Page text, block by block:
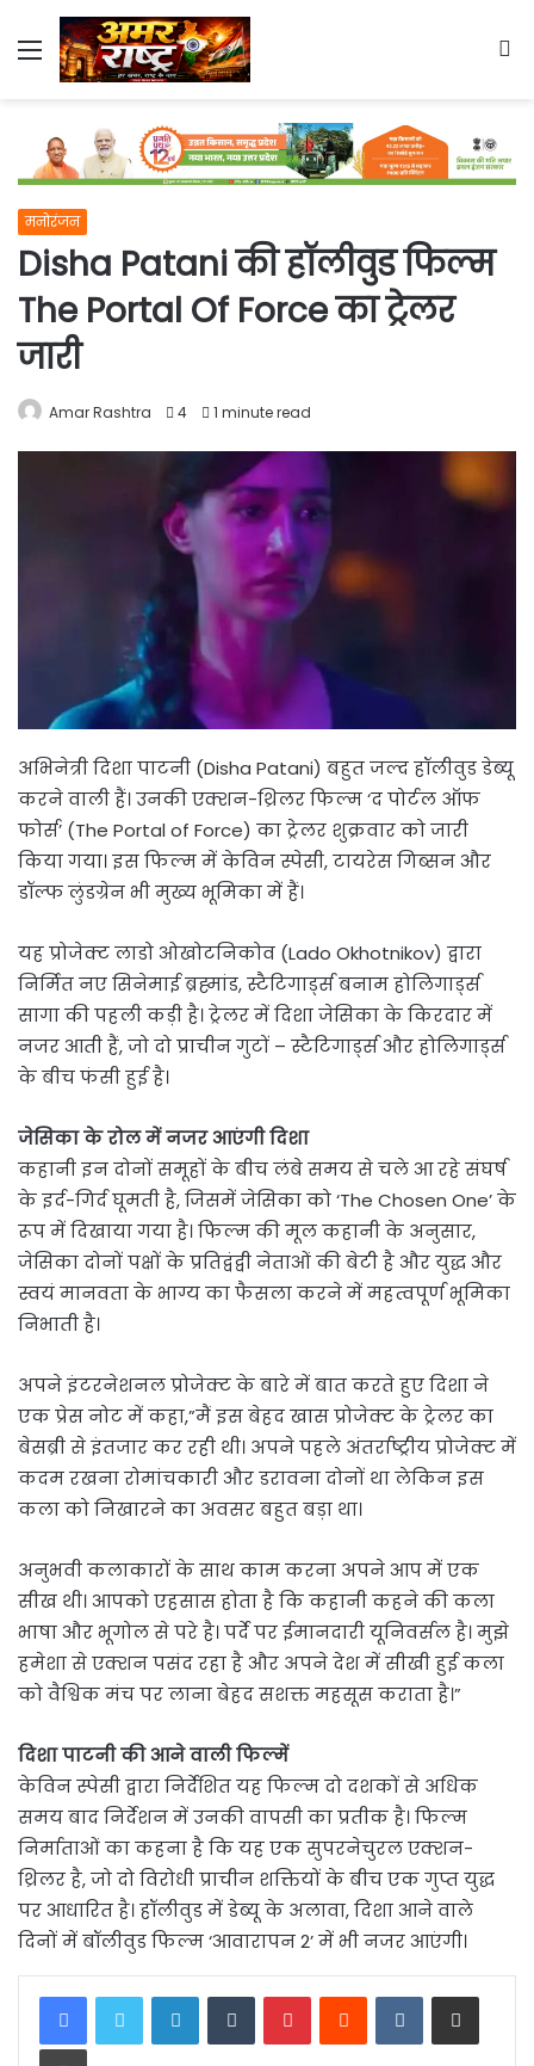
Menu
मनोरंजन
Disha Patani की हॉलीवुड फिल्म
The Portal Of Force का ट्रेलर
जारी
Amar Rashtra 4 1 minute read
अभिनेत्री दिशा पाटनी (Disha Patani) बहुत जल्द हॉलीवुड डेब्यू
करने वाली हैं। उनकी एक्शन-थ्रिलर फिल्म ‘द पोर्टल ऑफ
फोर्स’ (The Portal of Force) का ट्रेलर शुक्रवार को जारी
किया गया। इस फिल्म में केविन स्पेसी, टायरेस गिब्सन और
डॉल्फ लुंडग्रेन भी मुख्य भूमिका में हैं।
यह प्रोजेक्ट लाडो ओखोटनिकोव (Lado Okhotnikov) द्वारा
निर्मित नए सिनेमाई ब्रह्मांड, स्टैटिगार्ड्स बनाम होलिगार्ड्स
सागा की पहली कड़ी है। ट्रेलर में दिशा जेसिका के किरदार में
नजर आती हैं, जो दो प्राचीन गुटों – स्टैटिगार्ड्स और होलिगार्ड्स
के बीच फंसी हुई है।
जेसिका के रोल में नजर आएंगी दिशा
कहानी इन दोनों समूहों के बीच लंबे समय से चले आ रहे संघर्ष
के इर्द-गिर्द घूमती है, जिसमें जेसिका को ‘The Chosen One’ के
रूप में दिखाया गया है। फिल्म की मूल कहानी के अनुसार,
जेसिका दोनों पक्षों के प्रतिद्वंद्वी नेताओं की बेटी है और युद्ध और
स्वयं मानवता के भाग्य का फैसला करने में महत्वपूर्ण भूमिका
निभाती है।
अपने इंटरनेशनल प्रोजेक्ट के बारे में बात करते हुए दिशा ने
एक प्रेस नोट में कहा,”मैं इस बेहद खास प्रोजेक्ट के ट्रेलर का
बेसब्री से इंतजार कर रही थी। अपने पहले अंतर्राष्ट्रीय प्रोजेक्ट में
कदम रखना रोमांचकारी और डरावना दोनों था लेकिन इस
कला को निखारने का अवसर बहुत बड़ा था।
अनुभवी कलाकारों के साथ काम करना अपने आप में एक
सीख थी। आपको एहसास होता है कि कहानी कहने की कला
भाषा और भूगोल से परे है। पर्दे पर ईमानदारी यूनिवर्सल है। मुझे
हमेशा से एक्शन पसंद रहा है और अपने देश में सीखी हुई कला
को वैश्विक मंच पर लाना बेहद सशक्त महसूस कराता है।”
दिशा पाटनी की आने वाली फिल्में
केविन स्पेसी द्वारा निर्देशित यह फिल्म दो दशकों से अधिक
समय बाद निर्देशन में उनकी वापसी का प्रतीक है। फिल्म
निर्माताओं का कहना है कि यह एक सुपरनेचुरल एक्शन-
थ्रिलर है, जो दो विरोधी प्राचीन शक्तियों के बीच एक गुप्त युद्ध
पर आधारित है। हॉलीवुड में डेब्यू के अलावा, दिशा आने वाले
दिनों में बॉलीवुड फिल्म ‘आवारापन 2’ में भी नजर आएंगी।
LinkedInTumblrPinterestReddit VKontakteShare via Email
Print